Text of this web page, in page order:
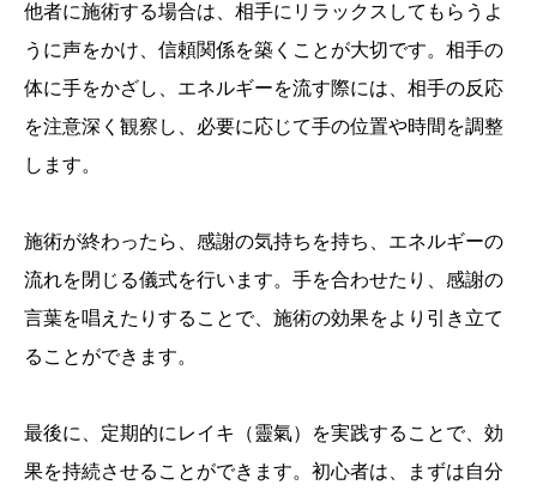
他者に施術する場合は、相手にリラックスしてもらうよ
うに声をかけ、信頼関係を築くことが大切です。相手の
体に手をかざし、エネルギーを流す際には、相手の反応
を注意深く観察し、必要に応じて手の位置や時間を調整
します。
施術が終わったら、感謝の気持ちを持ち、エネルギーの
流れを閉じる儀式を行います。手を合わせたり、感謝の
言葉を唱えたりすることで、施術の効果をより引き立て
ることができます。
最後に、定期的にレイキ（靈氣）を実践することで、効
果を持続させることができます。初心者は、まずは自分